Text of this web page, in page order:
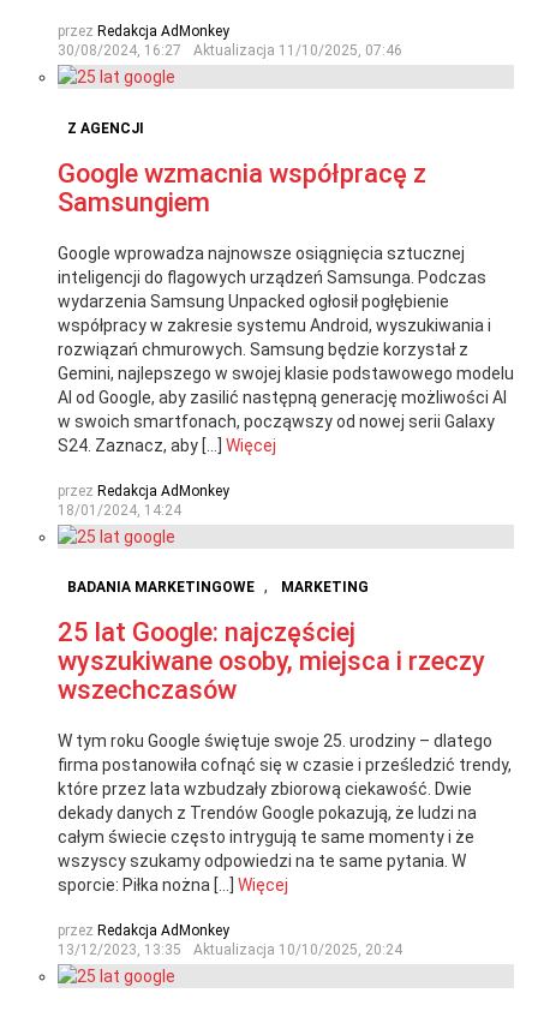
przez Redakcja AdMonkey
30/08/2024, 16:27
Aktualizacja 11/10/2025, 07:46
Z AGENCJI
Google wzmacnia współpracę z
Samsungiem
Google wprowadza najnowsze osiągnięcia sztucznej
inteligencji do flagowych urządzeń Samsunga. Podczas
wydarzenia Samsung Unpacked ogłosił pogłębienie
współpracy w zakresie systemu Android, wyszukiwania i
rozwiązań chmurowych. Samsung będzie korzystał z
Gemini, najlepszego w swojej klasie podstawowego modelu
AI od Google, aby zasilić następną generację możliwości AI
w swoich smartfonach, począwszy od nowej serii Galaxy
S24. Zaznacz, aby […] Więcej
przez Redakcja AdMonkey
18/01/2024, 14:24
BADANIA MARKETINGOWE , MARKETING
25 lat Google: najczęściej
wyszukiwane osoby, miejsca i rzeczy
wszechczasów
W tym roku Google świętuje swoje 25. urodziny – dlatego
firma postanowiła cofnąć się w czasie i prześledzić trendy,
które przez lata wzbudzały zbiorową ciekawość. Dwie
dekady danych z Trendów Google pokazują, że ludzi na
całym świecie często intrygują te same momenty i że
wszyscy szukamy odpowiedzi na te same pytania. W
sporcie: Piłka nożna […] Więcej
przez Redakcja AdMonkey
13/12/2023, 13:35
Aktualizacja 10/10/2025, 20:24